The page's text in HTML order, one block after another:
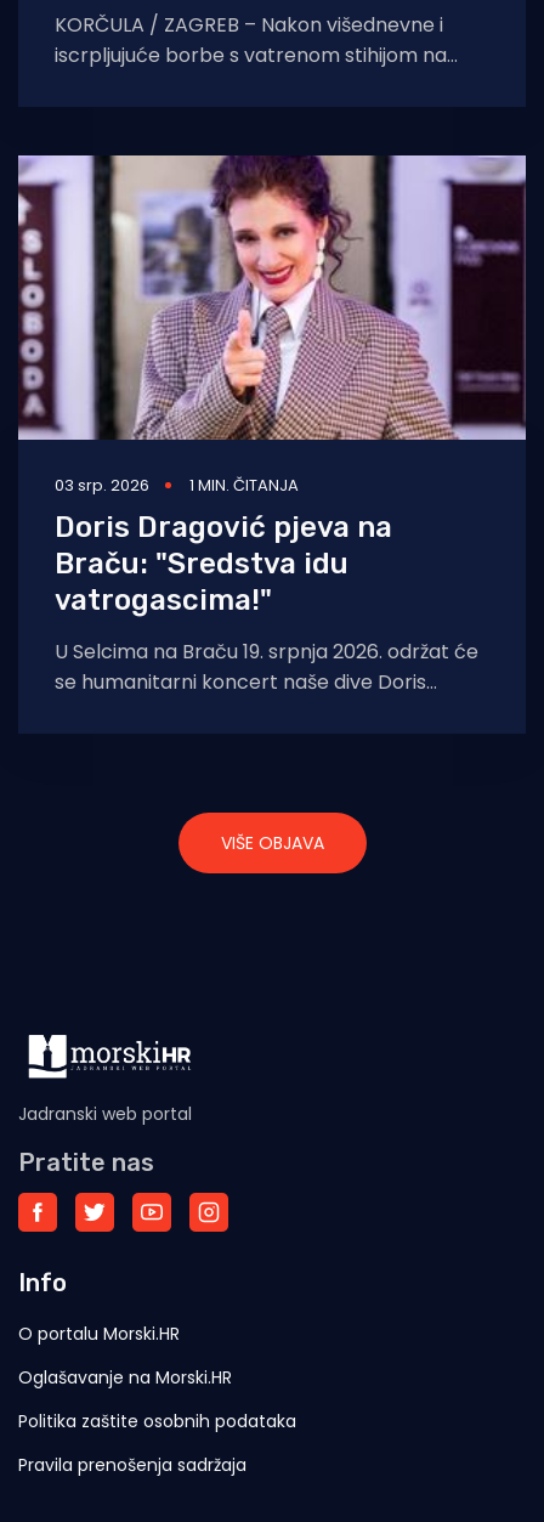
KORČULA / ZAGREB – Nakon višednevne i
iscrpljujuće borbe s vatrenom stihijom na
Zagrebačke županije uspješno su privele
03 srp. 2026 1 MIN. ČITANJA
Doris Dragović pjeva na
Braču: "Sredstva idu
vatrogascima!"
U Selcima na Braču 19. srpnja 2026. održat će
se humanitarni koncert naše dive Doris
VIŠE OBJAVA
Jadranski web portal
Pratite nas
Info
O portalu Morski.HR
Oglašavanje na Morski.HR
Politika zaštite osobnih podataka
Pravila prenošenja sadržaja